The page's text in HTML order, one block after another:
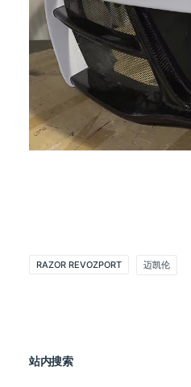
RAZOR REVOZPORT 迈凯伦
站内搜索